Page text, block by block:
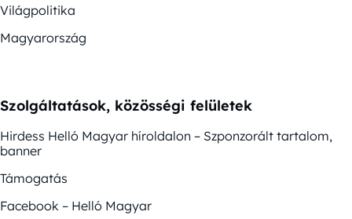
Világpolitika
Magyarország
Szolgáltatások, közösségi felületek
Hirdess Helló Magyar híroldalon – Szponzorált tartalom,
banner
Támogatás
Facebook – Helló Magyar